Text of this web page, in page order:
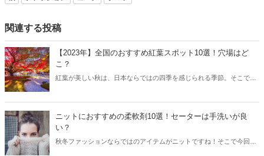
関連する投稿
【2023年】全国のおすすめ紅葉スポット10選！穴場はど
こ？
紅葉が美しい秋は、日本ならではの四季を感じられる季節。そこで今
ニットにおすすめの柔軟剤10選！セーターは手洗いが良
い？
秋冬ファッションならではのアイテムがニットですね！そこで今回は